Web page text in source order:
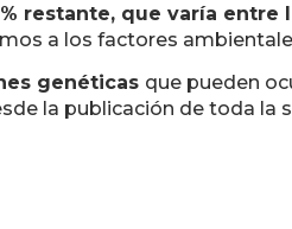
restante, que varía entre
a los factores
genéticas que pueden
la publicación de toda la